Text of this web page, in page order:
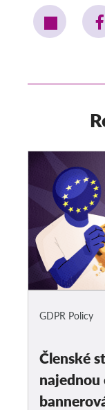
GDPR Policy
Členské